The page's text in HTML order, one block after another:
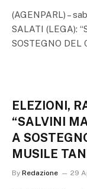
(AGENPARL) –
SALATI (LEGA):
SOSTEGNO DEL
ELEZIONI,
“SALVINI
A
MUSILE
By Redazione 29